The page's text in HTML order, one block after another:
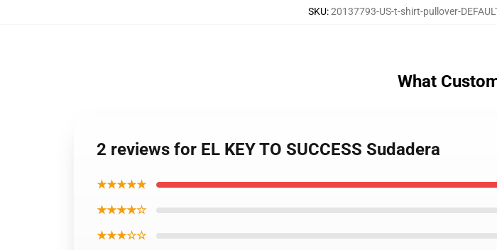
SKU:20137793-US-t-shirt-pullover-
What
2 reviews for EL KEY TO SUCCESS Sudadera
★★★★★
★★★★☆
★★★☆☆